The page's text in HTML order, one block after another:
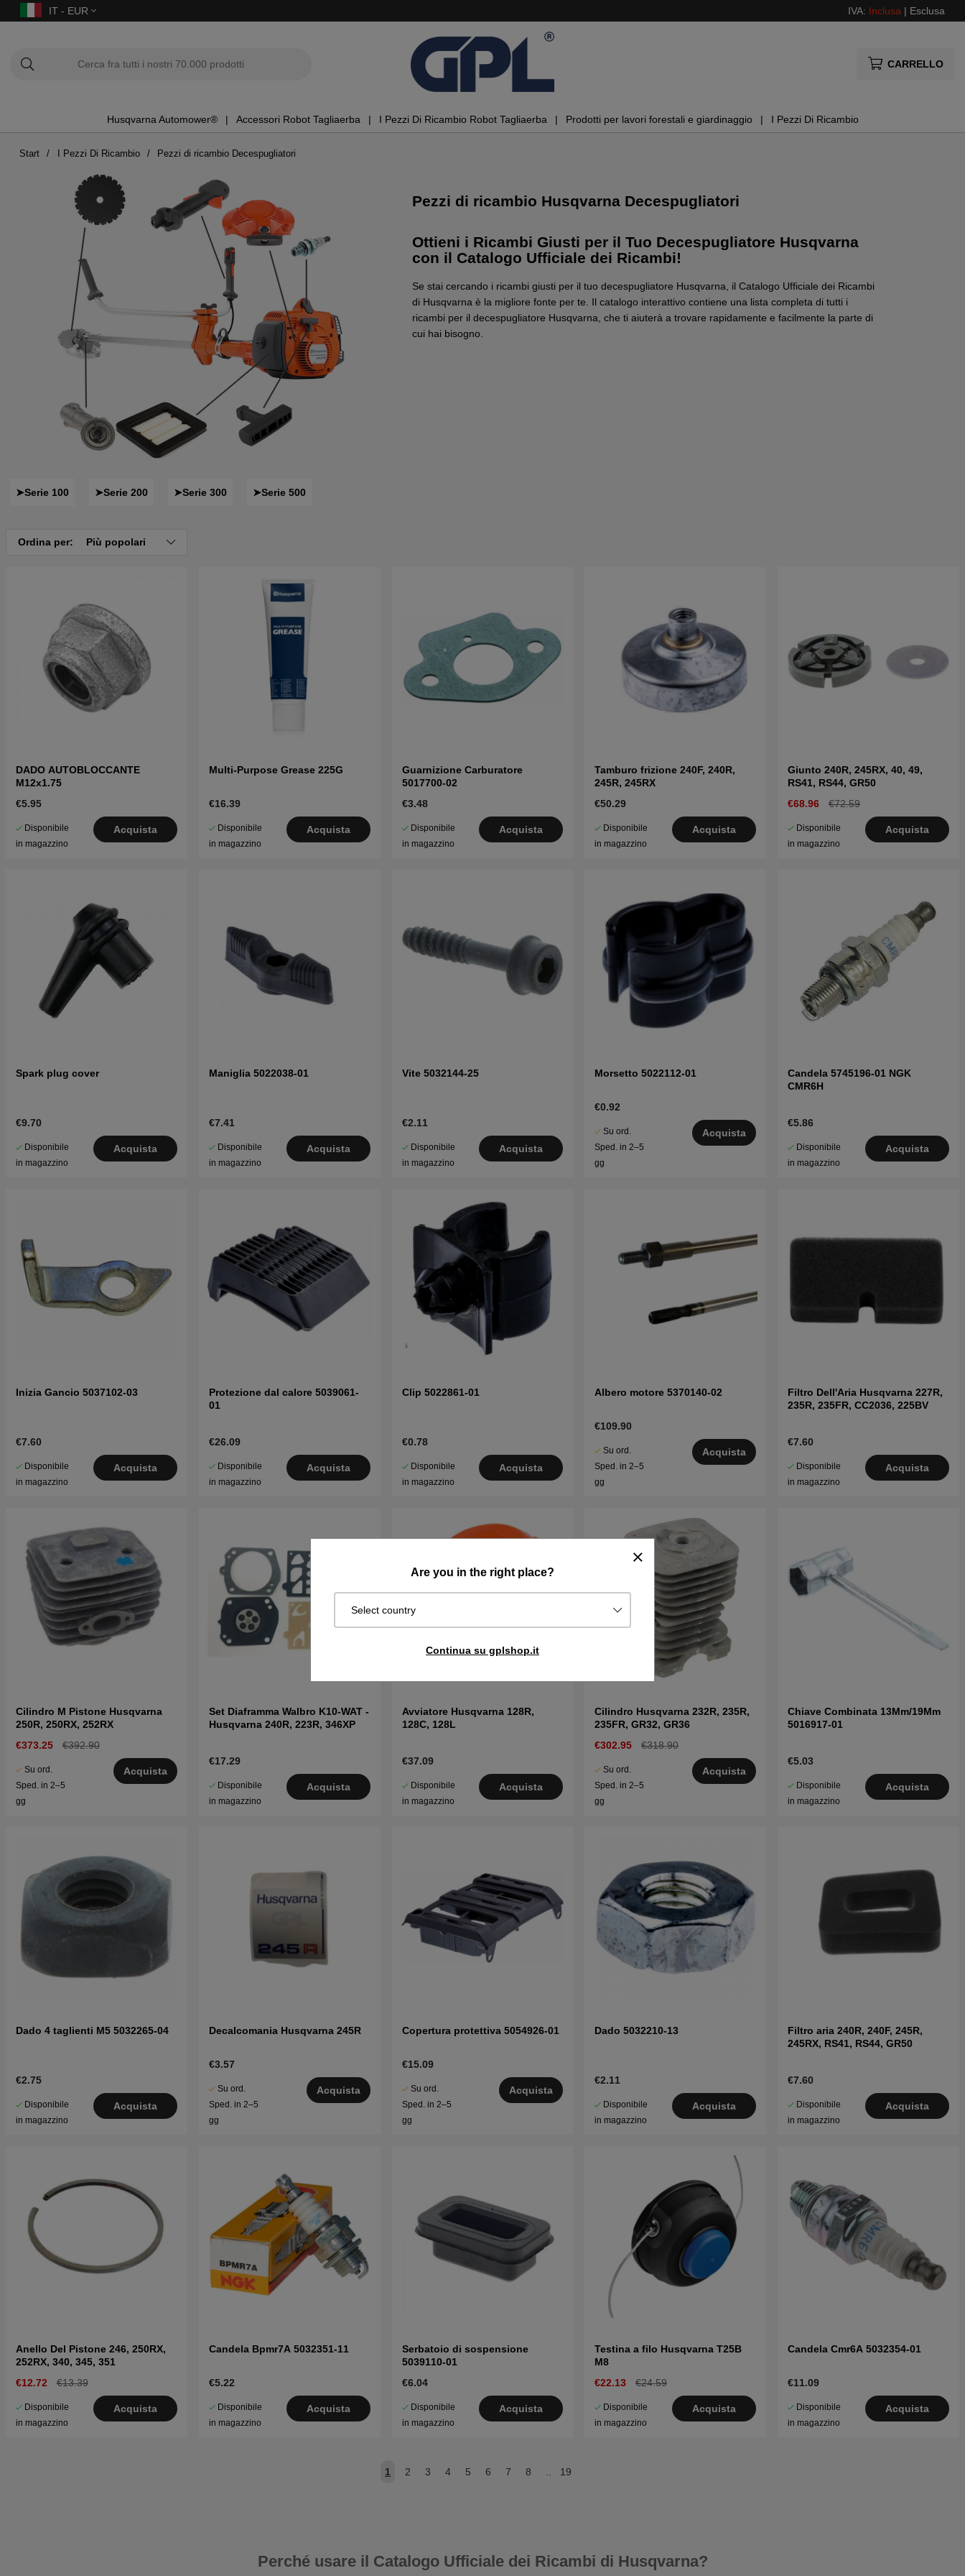
IT - EUR IVA: Inclusa | Esclusa
CARRELLO
Husqvarna Automower® Accessori Robot Tagliaerba I Pezzi Di Ricambio Robot Tagliaerba Prodotti per lavori forestali e giardinaggio I Pezzi Di Ricambio
Are you in the right place?
Select country
Continua su gplshop.it
Start I Pezzi Di Ricambio Pezzi di ricambio Decespugliatori
Pezzi di ricambio Husqvarna Decespugliatori
Ottieni i Ricambi Giusti per il Tuo Decespugliatore Husqvarna
con il Catalogo Ufficiale dei Ricambi!
Se stai cercando i ricambi giusti per il tuo decespugliatore Husqvarna, il Catalogo Ufficiale dei Ricambi
di Husqvarna è la migliore fonte per te. Il catalogo interattivo contiene una lista completa di tutti i
ricambi per il decespugliatore Husqvarna, che ti aiuterà a trovare rapidamente e facilmente la parte di
cui hai bisogno.
➤Serie 100 ➤Serie 200 ➤Serie 300 ➤Serie 500
Ordina per: Più popolari
DADO AUTOBLOCCANTE
M12x1.75
€5.95
Disponibile
in magazzino
Acquista
Multi-Purpose Grease 225G
€16.39
Disponibile
in magazzino
Acquista
Guarnizione Carburatore
5017700-02
€3.48
Disponibile
in magazzino
Acquista
Tamburo frizione 240F, 240R,
245R, 245RX
€50.29
Disponibile
in magazzino
Acquista
Giunto 240R, 245RX, 40, 49,
RS41, RS44, GR50
€68.96
€72.59
Disponibile
in magazzino
Acquista
Spark plug cover
€9.70
Disponibile
in magazzino
Acquista
Maniglia 5022038-01
€7.41
Disponibile
in magazzino
Acquista
Vite 5032144-25
€2.11
Disponibile
in magazzino
Acquista
Morsetto 5022112-01
€0.92
Su ord.
Sped. in 2–5
gg
Acquista
Candela 5745196-01 NGK
CMR6H
€5.86
Disponibile
in magazzino
Acquista
Inizia Gancio 5037102-03
€7.60
Disponibile
in magazzino
Acquista
Protezione dal calore 5039061-
01
€26.09
Disponibile
in magazzino
Acquista
Clip 5022861-01
€0.78
Disponibile
in magazzino
Acquista
Albero motore 5370140-02
€109.90
Su ord.
Sped. in 2–5
gg
Acquista
Filtro Dell'Aria Husqvarna 227R,
235R, 235FR, CC2036, 225BV
€7.60
Disponibile
in magazzino
Acquista
Cilindro M Pistone Husqvarna
250R, 250RX, 252RX
€373.25
€392.90
Su ord.
Sped. in 2–5
gg
Acquista
Set Diaframma Walbro K10-WAT -
Husqvarna 240R, 223R, 346XP
€17.29
Disponibile
in magazzino
Acquista
Avviatore Husqvarna 128R,
128C, 128L
€37.09
Disponibile
in magazzino
Acquista
Cilindro Husqvarna 232R, 235R,
235FR, GR32, GR36
€302.95
€318.90
Su ord.
Sped. in 2–5
gg
Acquista
Chiave Combinata 13Mm/19Mm
5016917-01
€5.03
Disponibile
in magazzino
Acquista
Dado 4 taglienti M5 5032265-04
€2.75
Disponibile
in magazzino
Acquista
Decalcomania Husqvarna 245R
€3.57
Su ord.
Sped. in 2–5
gg
Acquista
Copertura protettiva 5054926-01
€15.09
Su ord.
Sped. in 2–5
gg
Acquista
Dado 5032210-13
€2.11
Disponibile
in magazzino
Acquista
Filtro aria 240R, 240F, 245R,
245RX, RS41, RS44, GR50
€7.60
Disponibile
in magazzino
Acquista
Anello Del Pistone 246, 250RX,
252RX, 340, 345, 351
€12.72
€13.39
Disponibile
in magazzino
Acquista
Candela Bpmr7A 5032351-11
€5.22
Disponibile
in magazzino
Acquista
Serbatoio di sospensione
5039110-01
€6.04
Disponibile
in magazzino
Acquista
Testina a filo Husqvarna T25B
M8
€22.13
€24.59
Disponibile
in magazzino
Acquista
Candela Cmr6A 5032354-01
€11.09
Disponibile
in magazzino
Acquista
1 2 3 4 5 6 7 8 .. 19
Perché usare il Catalogo Ufficiale dei Ricambi di Husqvarna?